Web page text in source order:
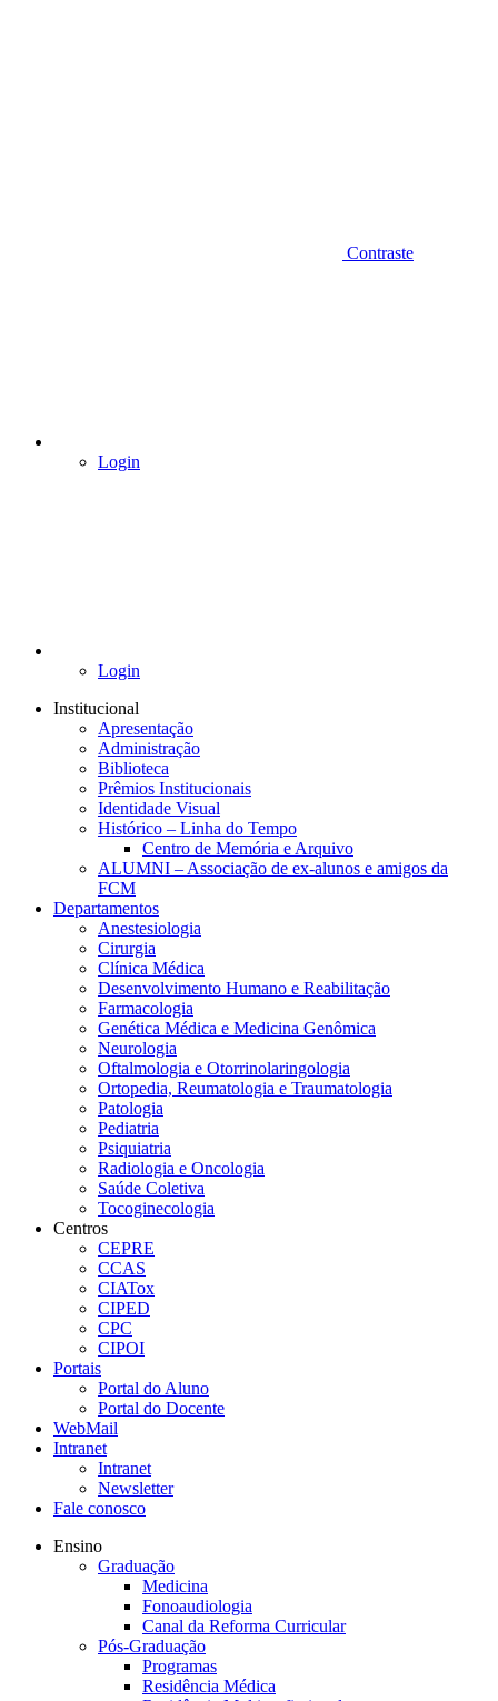
Contraste
Login
Login
Institucional
Apresentação
Administração
Biblioteca
Prêmios Institucionais
Identidade Visual
Histórico – Linha do Tempo
Centro de Memória e Arquivo
ALUMNI – Associação de ex-alunos e amigos da
FCM
Departamentos
Anestesiologia
Cirurgia
Clínica Médica
Desenvolvimento Humano e Reabilitação
Farmacologia
Genética Médica e Medicina Genômica
Neurologia
Oftalmologia e Otorrinolaringologia
Ortopedia, Reumatologia e Traumatologia
Patologia
Pediatria
Psiquiatria
Radiologia e Oncologia
Saúde Coletiva
Tocoginecologia
Centros
CEPRE
CCAS
CIATox
CIPED
CPC
CIPOI
Portais
Portal do Aluno
Portal do Docente
WebMail
Intranet
Intranet
Newsletter
Fale conosco
Ensino
Graduação
Medicina
Fonoaudiologia
Canal da Reforma Curricular
Pós-Graduação
Programas
Residência Médica